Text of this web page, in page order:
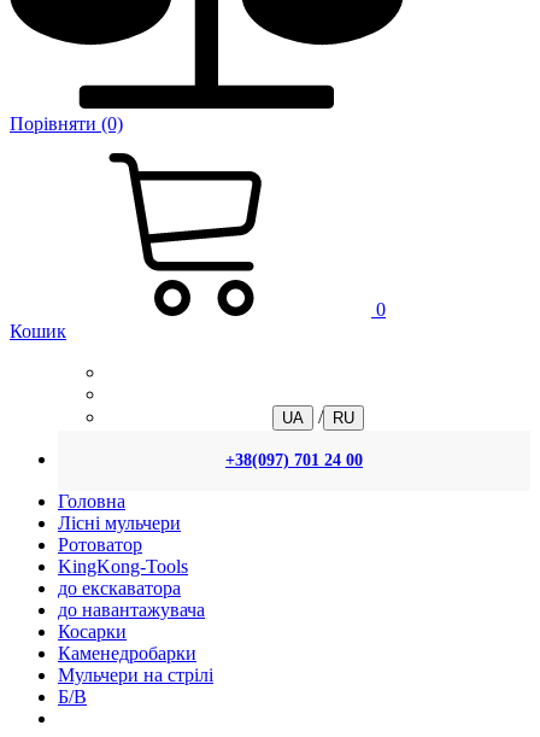
Порівняти (0)
0
Кошик
UA / RU
+38(097) 701 24 00
Головна
Лісні мульчери
Ротоватор
KingKong-Tools
до екскаватора
до навантажувача
Косарки
Каменедробарки
Мульчери на стрілі
Б/В